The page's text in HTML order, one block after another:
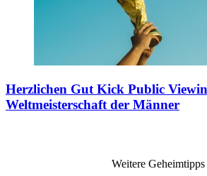
Herzlichen Gut Kick Public
Weltmeisterschaft der Männer
Weitere Geheimtipps